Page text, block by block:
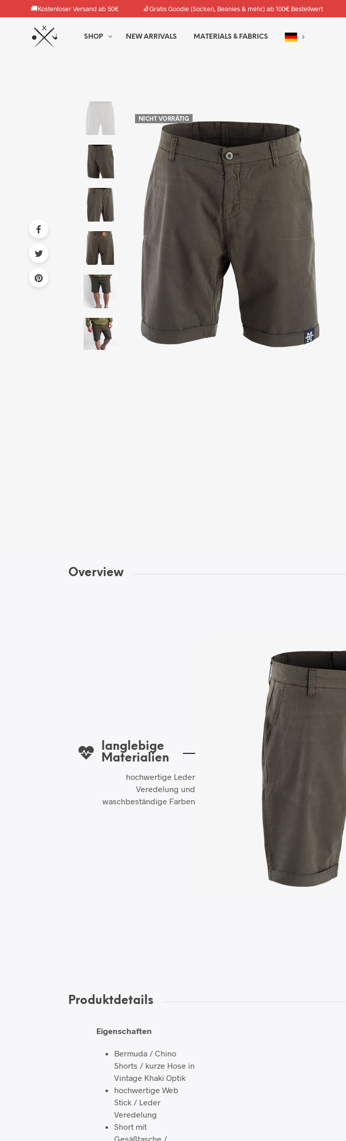
🚚Kostenloser Versand ab 50€ 🧦Gratis Goodie (Socken, Beanies & mehr) ab 100€ Bestellwert
SHOP NEW ARRIVALS MATERIALS & FABRICS
NICHT VORRÄTIG
Overview
langlebige
Materialien
hochwertige Leder
Veredelung und
waschbeständige Farben
Produktdetails
Eigenschaften
Bermuda / Chino
Shorts / kurze Hose in
Vintage Khaki Optik
hochwertige Web
Stick / Leder
Veredelung
Short mit
Gesäßtasche /